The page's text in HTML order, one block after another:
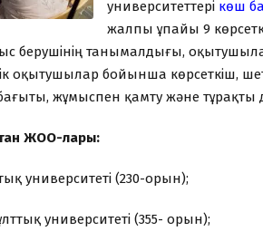
университеттері көш
жалпы ұпайы 9
берушінің танымалдығы,
оқытушылар бойынша көрсеткіш,
жұмыспен қамту және тұрақты
ЖОО-лары:
университеті (230-орын);
университеті (355- орын);